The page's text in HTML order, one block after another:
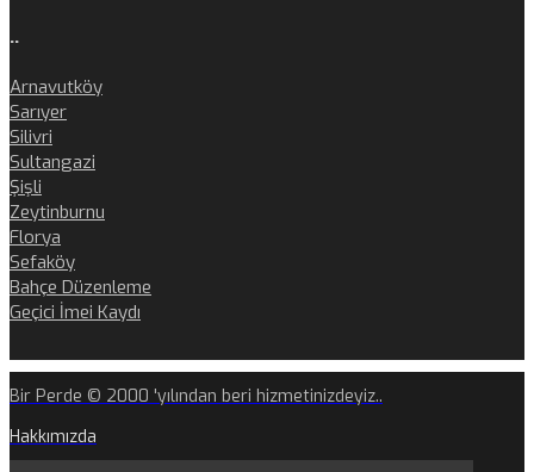
..
Arnavutköy
Sarıyer
Silivri
Sultangazi
Şişli
Zeytinburnu
Florya
Sefaköy
Bahçe Düzenleme
Geçici İmei Kaydı
Bir Perde © 2000 'yılından beri hizmetinizdeyiz..
Hakkımızda